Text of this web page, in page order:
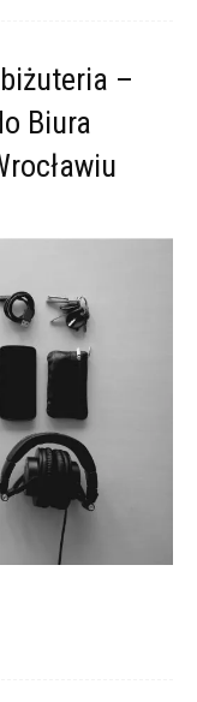
–
Biura